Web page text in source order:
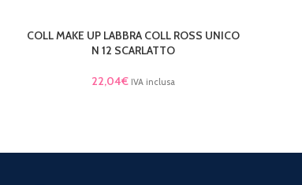
LEGGI TUTTO
COLL MAKE UP LABBRA COLL ROSS UNICO
N 12 SCARLATTO
22,04€ IVA inclusa